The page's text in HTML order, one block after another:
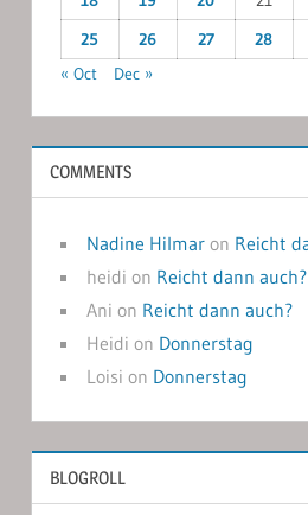
25
26 27 28
« Oct
Dec »
COMMENTS
Nadine Hilmaron Reicht
heidi on Reicht dann auch?
Ani on Reicht dann auch?
Heidi on Donnerstag
Loisi on Donnerstag
BLOGROLL